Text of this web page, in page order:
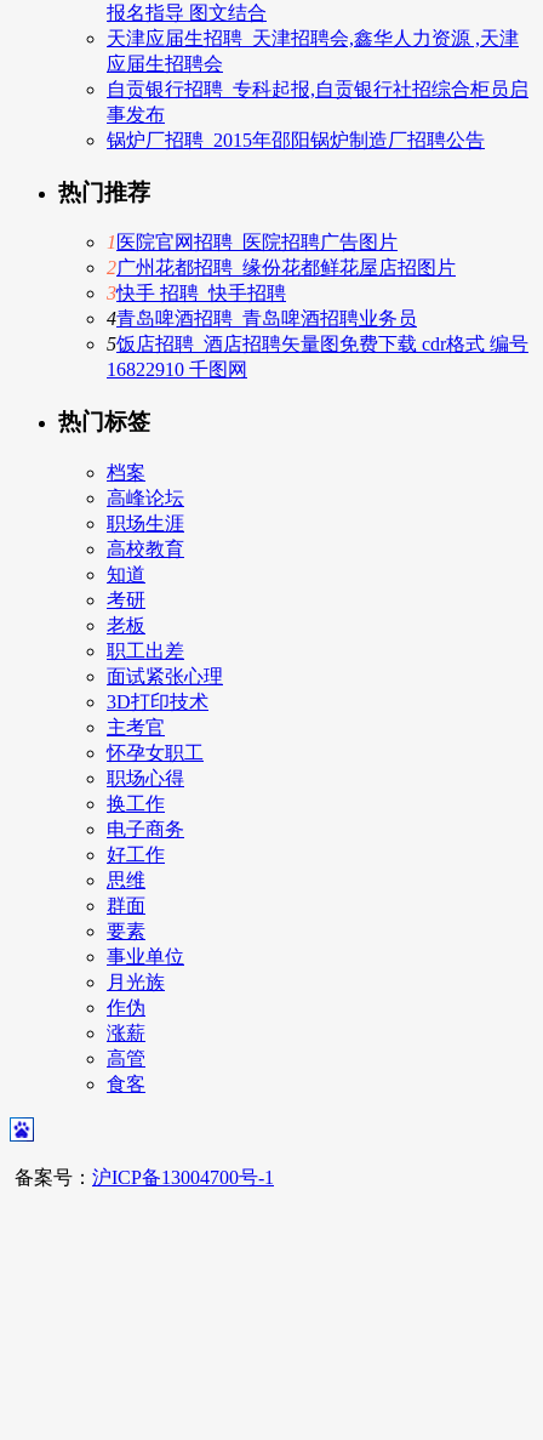
报名指导 图文结合
天津应届生招聘_天津招聘会,鑫华人力资源 ,天津
应届生招聘会
自贡银行招聘_专科起报,自贡银行社招综合柜员启
事发布
锅炉厂招聘_2015年邵阳锅炉制造厂招聘公告
热门推荐
1 医院官网招聘_医院招聘广告图片
2广州花都招聘_缘份花都鲜花屋店招图片
3快手 招聘_快手招聘
4青岛啤酒招聘_青岛啤酒招聘业务员
5饭店招聘_酒店招聘矢量图免费下载 cdr格式 编号
16822910 千图网
热门标签
档案
高峰论坛
职场生涯
高校教育
知道
考研
老板
职工出差
面试紧张心理
3D打印技术
主考官
怀孕女职工
职场心得
换工作
电子商务
好工作
思维
群面
要素
事业单位
月光族
作伪
涨薪
高管
食客
备案号： 沪ICP备13004700号-1